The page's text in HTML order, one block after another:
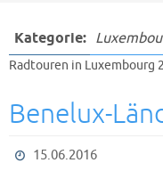
Kategorie:
Radtouren in Luxembourg
Benelux-
15.06.2016